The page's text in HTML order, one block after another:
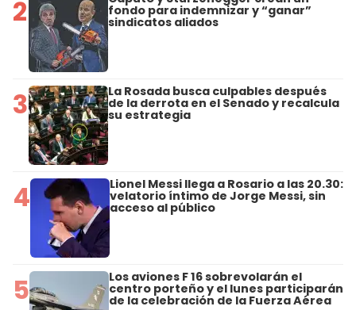
2 fondo para indemnizar y “ganar”
sindicatos aliados
3 La Rosada busca culpables después
de la derrota en el Senado y recalcula
su estrategia
4 Lionel Messi llega a Rosario a las 20.30:
velatorio íntimo de Jorge Messi, sin
acceso al público
5 Los aviones F 16 sobrevolarán el
centro porteño y el lunes participarán
de la celebración de la Fuerza Aérea